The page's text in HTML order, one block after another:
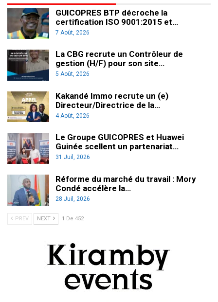
GUICOPRES BTP décroche la
certification ISO 9001:2015 et…
7 Août, 2026
La CBG recrute un Contrôleur de
gestion (H/F) pour son site…
5 Août, 2026
Kakandé Immo recrute un (e)
Directeur/Directrice de la…
4 Août, 2026
Le Groupe GUICOPRES et Huawei
Guinée scellent un partenariat…
31 Juil, 2026
Réforme du marché du travail : Mory
Condé accélère la…
28 Juil, 2026
PREV NEXT 1 De 452